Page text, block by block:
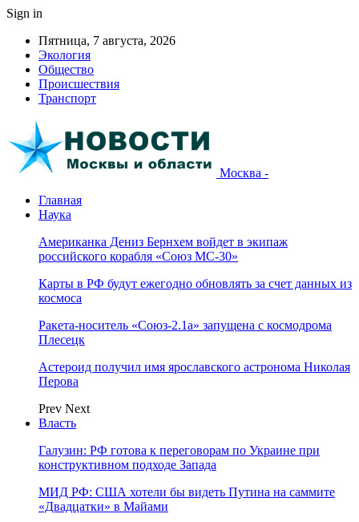
Sign in
Пятница, 7 августа, 2026
Экология
Общество
Происшествия
Транспорт
Москва -
Главная
Наука
Американка Дениз Бернхем войдет в экипаж
российского корабля «Союз МС-30»
Карты в РФ будут ежегодно обновлять за счет данных из
космоса
Ракета-носитель «Союз-2.1а» запущена с космодрома
Плесецк
Астероид получил имя ярославского астронома Николая
Перова
Prev Next
Власть
Галузин: РФ готова к переговорам по Украине при
конструктивном подходе Запада
МИД РФ: США хотели бы видеть Путина на саммите
«Двадцатки» в Майами